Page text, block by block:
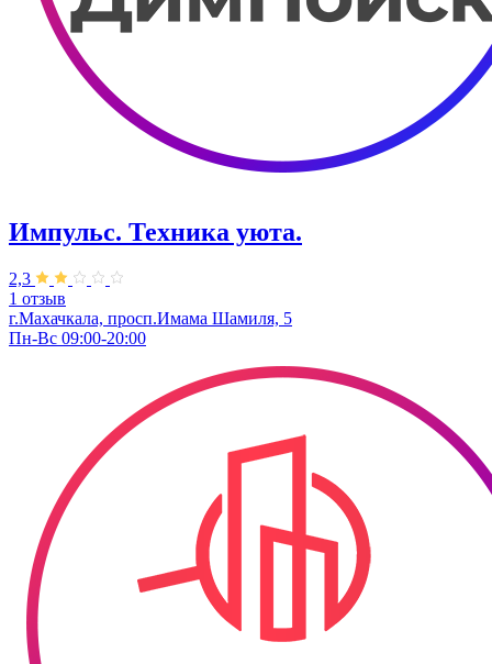
Импульс. Техника уюта.
2,3
1 отзыв
г.Махачкала, просп.Имама Шамиля, 5
Пн-Вс 09:00-20:00